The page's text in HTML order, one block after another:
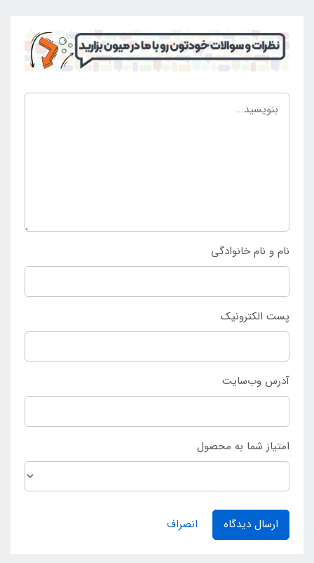
برطرف کرد. در ساختار این محصول ولم تنظیم دما و حرارت
وجود دارد که در این صورت افراد بر حسب نیاز خود نسبت
به تعیین دما اقدام می کنند و می توانند شرایط خوبی را
تجربه کرده و از آن لذت ببرند. این محصول قیمت مناسبی
دارد و خرید آن به تمامی علاقه مندان به شرکت در کمپینگ
شوند.
نام و نام خانوادگی
پست الکترونیک
آدرس وب‌سایت
امتیاز شما به محصول
ارسال دیدگاه انصراف